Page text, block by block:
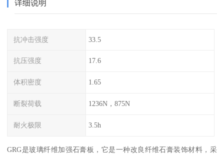
详细说明
抗冲击强度 33.5
抗压强度 17.6
体积密度 1.65
断裂荷载 1236N，875N
耐火极限 3.5h
GRG是玻璃纤维加强石膏板，它是一种改良纤维石膏装饰材料，采